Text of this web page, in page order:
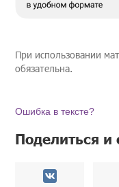
При использовании
обязательна.
Ошибка в тексте?
Поделиться и